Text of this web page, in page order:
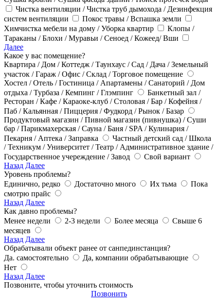
Чистка вентиляции / Чистка труб дымохода / Дезинфекция
систем вентиляции
Покос травы / Вспашка земли
Химчистка мебели на дому / Уборка квартир
Клопы /
Тараканы / Блохи / Муравьи / Сеноед / Кожеед/ Вши
Далее
Какое у вас помещение?
Квартира / Дом / Коттедж / Таунхаус / Сад / Дача / Земельный
участок / Гараж / Офис / Склад / Торговое помещение
Хостел / Отель / Гостиница / Апартамены / Санаторий / Дом
отдыха / Турбаза / Кемпинг / Глэмпинг
Банкетный зал /
Ресторан / Кафе / Караоке-клуб / Столовая / Бар / Кофейня /
Паб / Кальянная / Пиццерия / Фудкорд / Рынок / Базар
Продуктовый магазин / Пивной магазин (пивнушка) / Суши
бар / Парикмахерская / Сауна / Баня / SPA / Кулинария /
Пекарня / Аптека / Заправка
Частный детский сад / Школа
/ Техникум / Университет / Театр / Административное здание /
Государственное учереждение / Завод
Свой вариант
Назад Далее
Уровень проблемы?
Единично, редко
Достаточно много Их тьма
Пока
смотрю прайс
Назад Далее
Как давно проблемы?
Менее недели
2-3 недели Более месяца
Свыше 6
месяцев
Назад Далее
Обрабатывали объект ранее от санпединстанция?
Да. самостоятельно
Да, компании обрабатывающие
Нет
Назад Далее
Позвоните, чтобы уточнить стоимость
Позвонить